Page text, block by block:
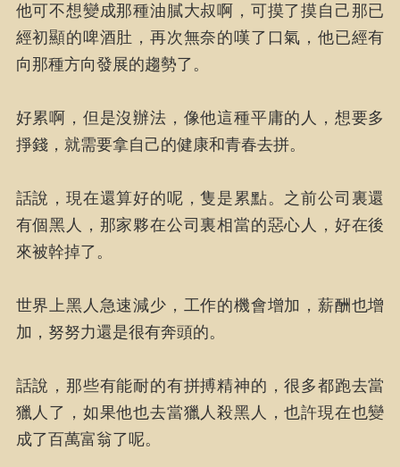
他可不想變成那種油膩大叔啊，可摸了摸自己那已
經初顯的啤酒肚，再次無奈的嘆了口氣，他已經有
向那種方向發展的趨勢了。
好累啊，但是沒辦法，像他這種平庸的人，想要多
掙錢，就需要拿自己的健康和青春去拼。
話說，現在還算好的呢，隻是累點。之前公司裏還
有個黑人，那家夥在公司裏相當的惡心人，好在後
來被幹掉了。
世界上黑人急速減少，工作的機會增加，薪酬也增
加，努努力還是很有奔頭的。
話說，那些有能耐的有拼搏精神的，很多都跑去當
獵人了，如果他也去當獵人殺黑人，也許現在也變
成了百萬富翁了呢。